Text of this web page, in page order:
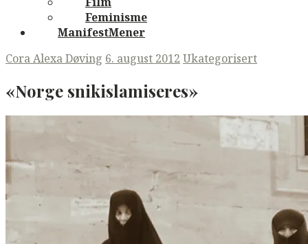
Feminisme
ManifestMener
Cora Alexa Døving 6. august 2012 Ukategorisert
«Norge snikislamiseres»